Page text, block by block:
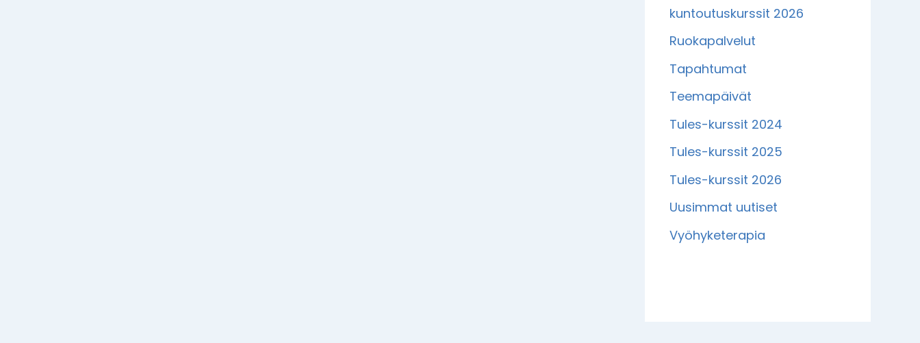
kuntoutuskurssit 2026
Ruokapalvelut
Tapahtumat
Teemapäivät
Tules-kurssit 2024
Tules-kurssit 2025
Tules-kurssit 2026
Uusimmat uutiset
Vyöhyketerapia